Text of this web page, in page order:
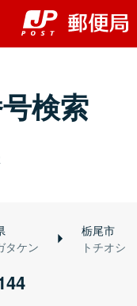
検索
タケン
栃尾市
トチオシ